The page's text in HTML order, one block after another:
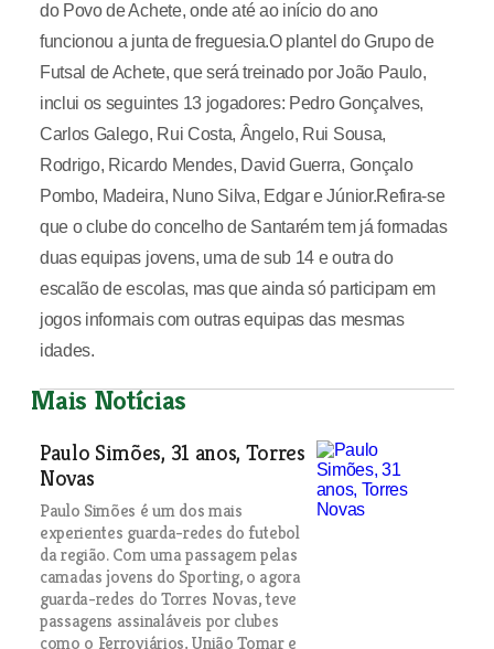
do Povo de Achete, onde até ao início do ano
funcionou a junta de freguesia.O plantel do Grupo de
Futsal de Achete, que será treinado por João Paulo,
inclui os seguintes 13 jogadores: Pedro Gonçalves,
Carlos Galego, Rui Costa, Ângelo, Rui Sousa,
Rodrigo, Ricardo Mendes, David Guerra, Gonçalo
Pombo, Madeira, Nuno Silva, Edgar e Júnior.Refira-se
que o clube do concelho de Santarém tem já formadas
duas equipas jovens, uma de sub 14 e outra do
escalão de escolas, mas que ainda só participam em
jogos informais com outras equipas das mesmas
idades.
Mais Notícias
Paulo Simões, 31 anos, Torres
Novas
Paulo Simões é um dos mais
experientes guarda-redes do futebol
da região. Com uma passagem pelas
camadas jovens do Sporting, o agora
guarda-redes do Torres Novas, teve
passagens assinaláveis por clubes
como o Ferroviários, União Tomar e